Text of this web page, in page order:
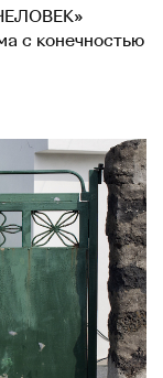
с конечностью